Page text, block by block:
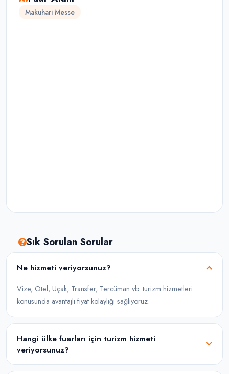
Makuhari Messe
Sık Sorulan Sorular
Ne hizmeti veriyorsunuz?
Vize, Otel, Uçak, Transfer, Tercüman vb. turizm hizmetleri
konusunda avantajlı fiyat kolaylığı sağlıyoruz.
Hangi ülke fuarları için turizm hizmeti
veriyorsunuz?